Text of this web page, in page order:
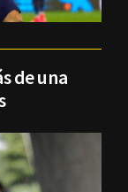
de una